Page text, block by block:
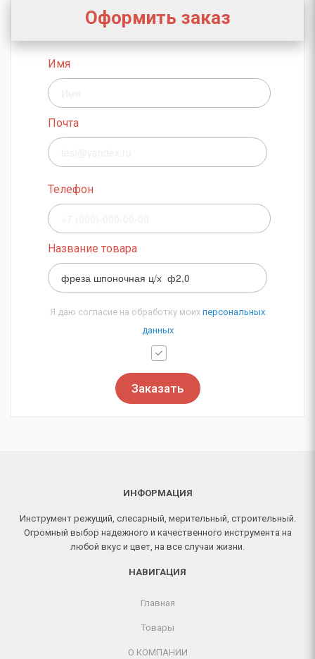
Оформить заказ
Имя
Почта
Телефон
Название товара
Я даю согласие на обработку моих персональных
данных
Заказать
ИНФОРМАЦИЯ
Инструмент режущий, слесарный, мерительный, строительный.
Огромный выбор надежного и качественного инструмента на
любой вкус и цвет, на все случаи жизни.
НАВИГАЦИЯ
Главная
Товары
О КОМПАНИИ